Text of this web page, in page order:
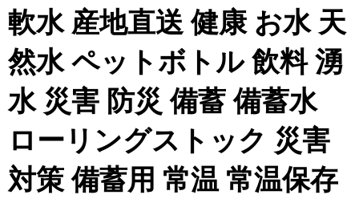
軟水 産地直送 健康 お水 天
然水 ペットボトル 飲料 湧
水 災害 防災 備蓄 備蓄水
ローリングストック 災害
対策 備蓄用 常温 常温保存